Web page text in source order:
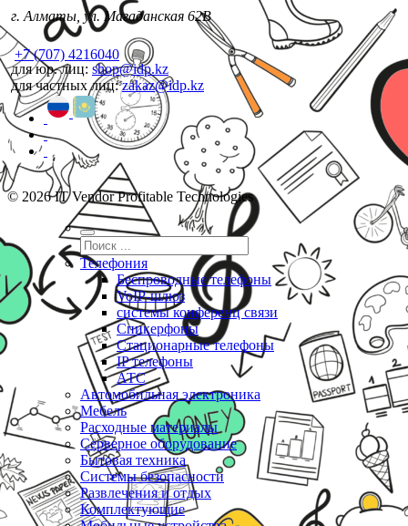
г. Алматы, ул. Магаданская 62В
+7 (707) 4216040
для юр. лиц: shop@idp.kz
для частных лиц:zakaz@idp.kz
© 2026 IT Vendor Profitable Technologies
Телефония
Беспроводные телефоны
VoIP-шлюз
системы конференц связи
Спикерфоны
Стационарные телефоны
IP телефоны
АТС
Автомобильная электроника
Мебель
Расходные материалы
Серверное оборудование
Бытовая техника
Системы безопасности
Развлечения и отдых
Комплектующие